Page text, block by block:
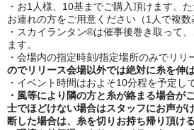
・お1人様、10基までご購入頂けます。
お連れの方をご用意ください（1人で複数
・スカイランタン®は催事後巻き取って
ます。
・会場内の指定時刻/指定場所のみでリリ
のでリリース会場以外では絶対に糸を伸
・イベント時間はおよそ10分程を予定し
・風等により隣の方と糸が絡まる場合が
士でほどけない場合はスタッフにお声が
断した場合は、糸を切りお持ち帰り頂け